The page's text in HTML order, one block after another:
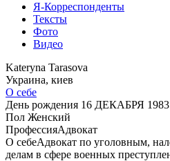
Я-Корреспонденты
Тексты
Фото
Видео
Kateryna Tarasova
Украина, киев
О себе
День рождения 16 ДЕКАБРЯ 1983
Пол Женский
ПрофессияАдвокат
О себеАдвокат по уголовным,
делам в сфере военных